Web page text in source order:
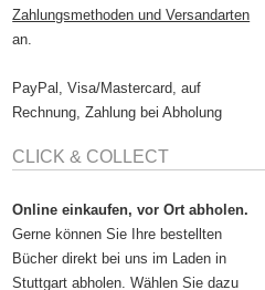
Zahlungsmethoden und Versandarten
an.
PayPal, Visa/Mastercard, auf
Rechnung, Zahlung bei Abholung
CLICK & COLLECT
Online einkaufen, vor Ort abholen.
Gerne können Sie Ihre bestellten
Bücher direkt bei uns im Laden in
Stuttgart abholen. Wählen Sie dazu